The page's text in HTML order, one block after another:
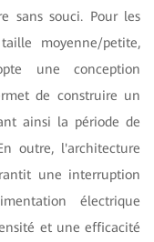
sans souci. Pour les
moyenne/petite,
une conception
de construire un
ainsi la période de
outre, l'architecture
une interruption
électrique
et une efficacité